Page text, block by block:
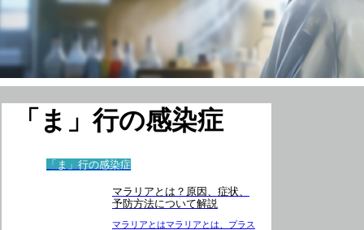
「ま」行の感染症
「ま」行の感染症
マラリアとは？原因、症状、
予防方法について解説
マラリアとはマラリアとは、プラス